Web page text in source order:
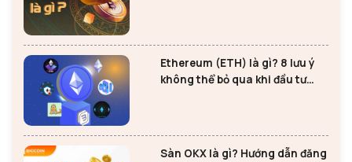
Ethereum (ETH) là gì? 8 lưu ý
không thể bỏ qua khi đầu tư
Sàn OKX là gì? Hướng dẫn đăng